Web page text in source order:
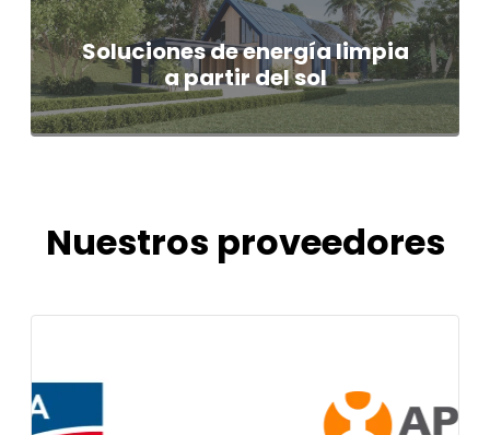
Soluciones de energía limpia
a partir del sol
Nuestros proveedores